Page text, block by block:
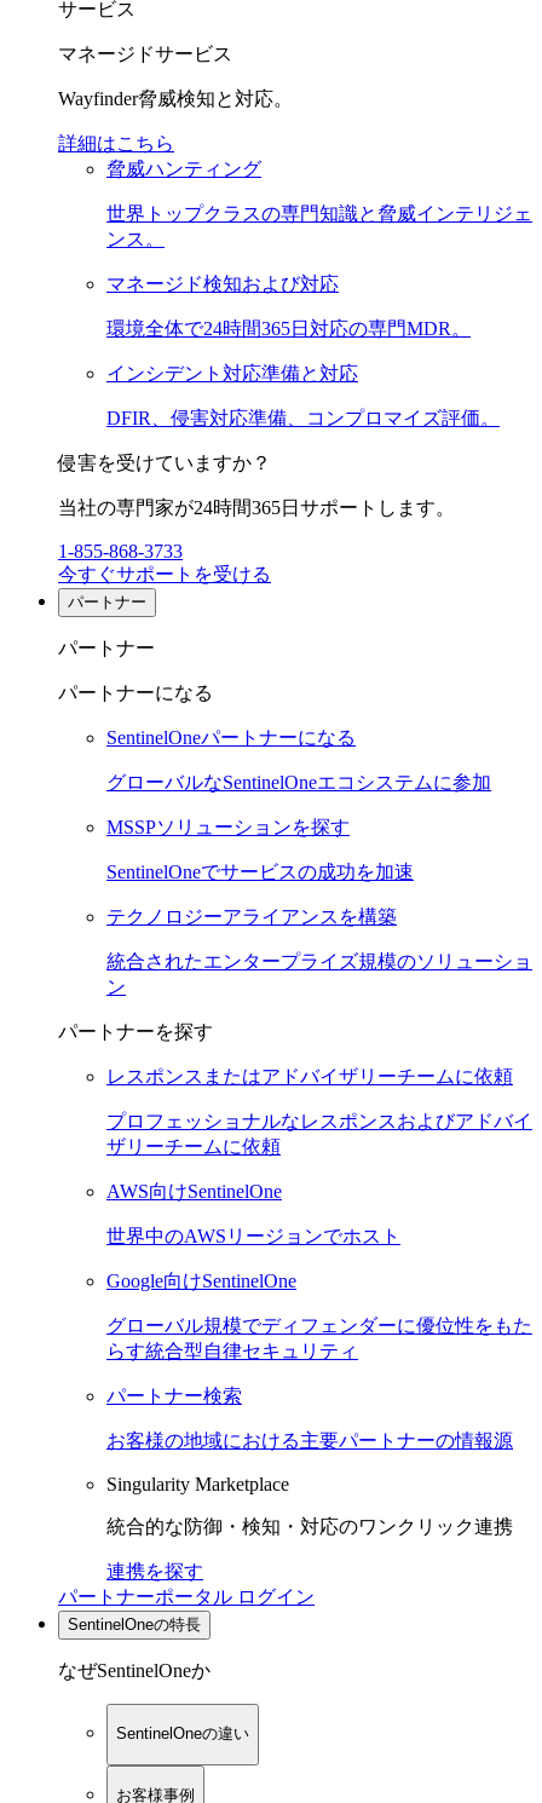
サービス
マネージドサービス
Wayfinder脅威検知と対応。
詳細はこちら
脅威ハンティング
世界トップクラスの専門知識と脅威インテリジェ
ンス。
マネージド検知および対応
環境全体で24時間365日対応の専門MDR。
インシデント対応準備と対応
DFIR、侵害対応準備、コンプロマイズ評価。
侵害を受けていますか？
当社の専門家が24時間365日サポートします。
1-855-868-3733
今すぐサポートを受ける
パートナー
パートナー
パートナーになる
SentinelOneパートナーになる
グローバルなSentinelOneエコシステムに参加
MSSPソリューションを探す
SentinelOneでサービスの成功を加速
テクノロジーアライアンスを構築
統合されたエンタープライズ規模のソリューショ
ン
パートナーを探す
レスポンスまたはアドバイザリーチームに依頼
プロフェッショナルなレスポンスおよびアドバイ
ザリーチームに依頼
AWS向けSentinelOne
世界中のAWSリージョンでホスト
Google向けSentinelOne
グローバル規模でディフェンダーに優位性をもた
らす統合型自律セキュリティ
パートナー検索
お客様の地域における主要パートナーの情報源
Singularity Marketplace
統合的な防御・検知・対応のワンクリック連携
連携を探す
パートナーポータル ログイン
SentinelOneの特長
なぜSentinelOneか
SentinelOneの違い
お客様事例